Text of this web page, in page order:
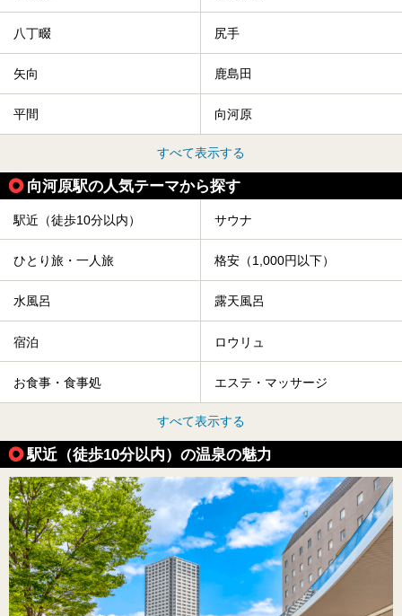
八丁畷 尻手
矢向 鹿島田
平間 向河原
すべて表示する
向河原駅の人気テーマから探す
駅近（徒歩10分以内） サウナ
ひとり旅・一人旅 格安（1,000円以下）
水風呂 露天風呂
宿泊 ロウリュ
お食事・食事処 エステ・マッサージ
すべて表示する
駅近（徒歩10分以内）の温泉の魅力